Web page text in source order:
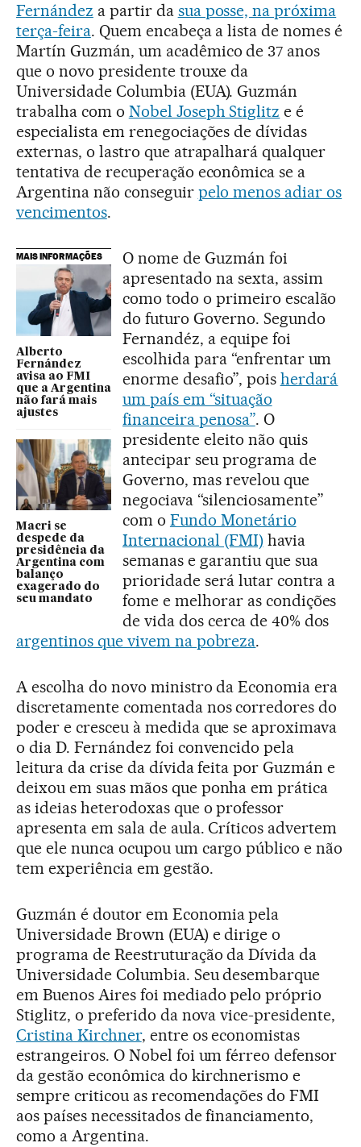
Fernández a partir da sua posse, na próxima
terça-feira. Quem encabeça a lista de nomes é
Martín Guzmán, um acadêmico de 37 anos
que o novo presidente trouxe da
Universidade Columbia (EUA). Guzmán
trabalha com o Nobel Joseph Stiglitz e é
especialista em renegociações de dívidas
externas, o lastro que atrapalhará qualquer
tentativa de recuperação econômica se a
Argentina não conseguir pelo menos adiar os
vencimentos.
MAIS INFORMAÇÕES
Alberto
Fernández
avisa ao FMI
que a Argentina
não fará mais
ajustes
Macri se
despede da
presidência da
Argentina com
balanço
exagerado do
seu mandato
O nome de Guzmán foi
apresentado na sexta, assim
como todo o primeiro escalão
do futuro Governo. Segundo
Fernandéz, a equipe foi
escolhida para “enfrentar um
enorme desafio”, pois herdará
um país em “situação
financeira penosa”. O
presidente eleito não quis
antecipar seu programa de
Governo, mas revelou que
negociava “silenciosamente”
com o Fundo Monetário
Internacional (FMI) havia
semanas e garantiu que sua
prioridade será lutar contra a
fome e melhorar as condições
de vida dos cerca de 40% dos
argentinos que vivem na pobreza.
A escolha do novo ministro da Economia era
discretamente comentada nos corredores do
poder e cresceu à medida que se aproximava
o dia D. Fernández foi convencido pela
leitura da crise da dívida feita por Guzmán e
deixou em suas mãos que ponha em prática
as ideias heterodoxas que o professor
apresenta em sala de aula. Críticos advertem
que ele nunca ocupou um cargo público e não
tem experiência em gestão.
Guzmán é doutor em Economia pela
Universidade Brown (EUA) e dirige o
programa de Reestruturação da Dívida da
Universidade Columbia. Seu desembarque
em Buenos Aires foi mediado pelo próprio
Stiglitz, o preferido da nova vice-presidente,
Cristina Kirchner, entre os economistas
estrangeiros. O Nobel foi um férreo defensor
da gestão econômica do kirchnerismo e
sempre criticou as recomendações do FMI
aos países necessitados de financiamento,
como a Argentina.